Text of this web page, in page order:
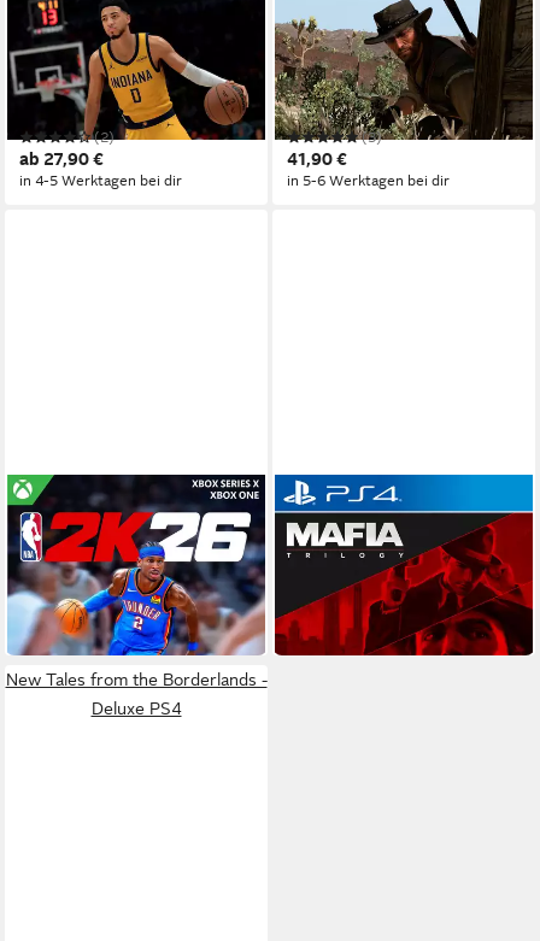
2K
NBA 2K26
PlayStation 4 Plattform
ab 16 Jahren USK-Freigabe
Publisher
(2)
ab 27,90 €
in 4-5 Werktagen bei dir
ROCKSTAR GAMES
Red Dead Redemption
PlayStation 5 Plattform
Rockstar Publisher
(3)
41,90 €
in 5-6 Werktagen bei dir
TAKE TWO
NBA 2K26
Xbox Series X/S
Plattform
ab 16 Jahren USK-Freigabe
Take Two Interactive Software Europe Ltd
Publisher
27,90 €
in 4-5 Werktagen bei dir
TAKE TWO
Mafia Trilogy
Playstation 4 Plattform
keine Jugendfreigabe (ab 18 Jahren)
Take Two Interactive Software Europe Ltd
34,90 €
in 6-7 Werktagen bei dir
New Tales from the Borderlands -
Deluxe PS4